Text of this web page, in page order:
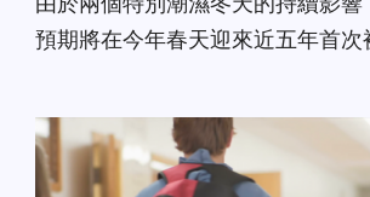
預期將在今年春天迎來近五年首次